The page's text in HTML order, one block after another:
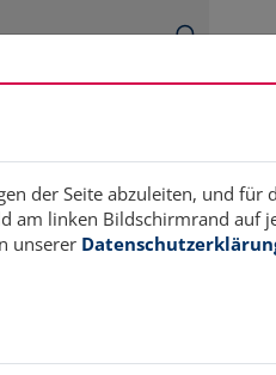
Ukrainehilfe
der Seite abzuleiten, und für
am linken Bildschirmrand auf
unserer